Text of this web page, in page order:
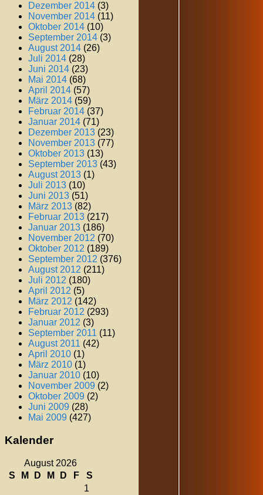
Dezember 2014 (3)
November 2014 (11)
Oktober 2014 (10)
September 2014 (3)
August 2014 (26)
Juli 2014 (28)
Juni 2014 (23)
Mai 2014 (68)
April 2014 (57)
März 2014 (59)
Februar 2014 (37)
Januar 2014 (71)
Dezember 2013 (23)
November 2013 (77)
Oktober 2013 (13)
September 2013 (43)
August 2013 (1)
Juli 2013 (10)
Juni 2013 (51)
März 2013 (82)
Februar 2013 (217)
Januar 2013 (186)
November 2012 (70)
Oktober 2012 (189)
September 2012 (376)
August 2012 (211)
Juli 2012 (180)
April 2012 (5)
März 2012 (142)
Februar 2012 (293)
Januar 2012 (3)
September 2011 (11)
August 2011 (42)
April 2010 (1)
März 2010 (1)
Januar 2010 (10)
November 2009 (2)
Oktober 2009 (2)
Juni 2009 (28)
Mai 2009 (427)
Kalender
August 2026
S
M D M D F
S
1